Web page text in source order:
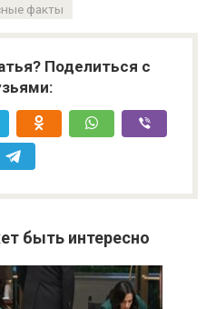
факты
Поделиться с
быть интересно